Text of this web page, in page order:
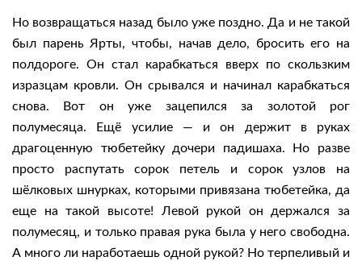
Но возвращаться назад было уже поздно. Да и не такой
был парень Ярты, чтобы, начав дело, бросить его на
полдороге. Он стал карабкаться вверх по скользким
изразцам кровли. Он срывался и начинал карабкаться
снова. Вот он уже зацепился за золотой рог
полумесяца. Ещё усилие — и он держит в руках
драгоценную тюбетейку дочери падишаха. Но разве
просто распутать сорок петель и сорок узлов на
шёлковых шнурках, которыми привязана тюбетейка, да
еще на такой высоте! Левой рукой он держался за
полумесяц, и только правая рука была у него свободна.
А много ли наработаешь одной рукой? Но терпеливый и